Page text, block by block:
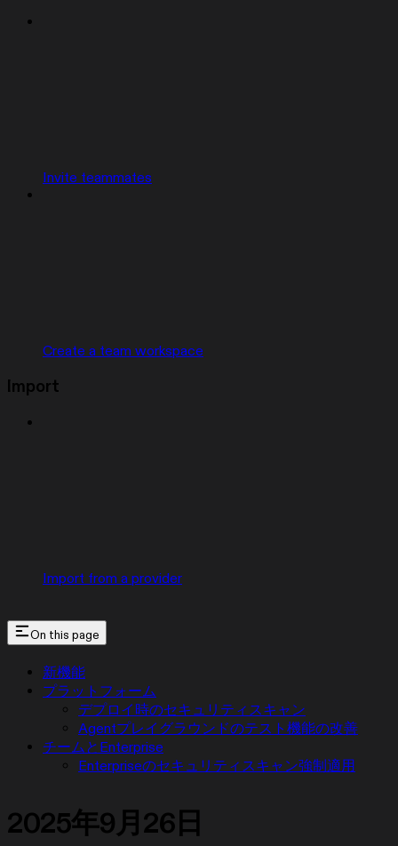
Invite teammates
Create a team workspace
Import
Import from a provider
On this page
新機能
プラットフォーム
デプロイ時のセキュリティスキャン
Agentプレイグラウンドのテスト機能の改善
チームとEnterprise
Enterpriseのセキュリティスキャン強制適用
2025年9月26日